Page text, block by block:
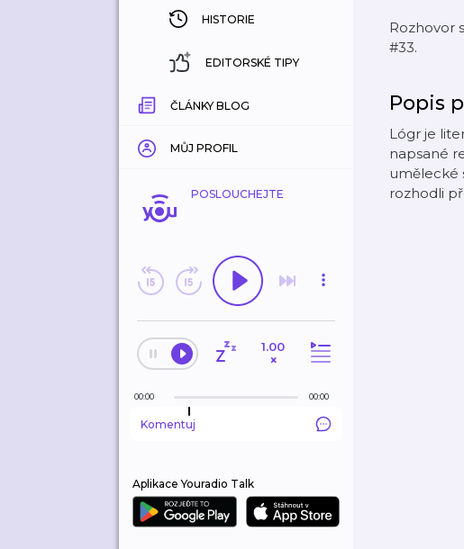
HISTORIE
EDITORSKÉ TIPY
ČLÁNKY BLOG
MŮJ PROFIL
POSLOUCHEJTE
1.00
×
00:00 00:00
Komentuj
Aplikace Youradio Talk
Rozhovor
#33.
Popis
Lógr je
napsané
umělecké
rozhodli